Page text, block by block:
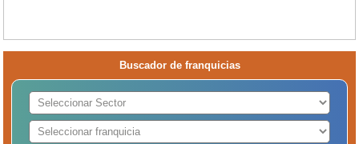
Buscador de franquicias